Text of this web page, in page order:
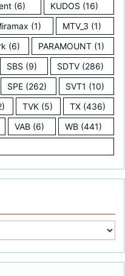
(6) KUDOS (16)
(1) MTV_3 (1)
(6) PARAMOUNT (1)
SBS (9) SDTV(286)
SPE(262) SVT1 (10)
TVK(5) TX (436)
VAB(6) WB (441)